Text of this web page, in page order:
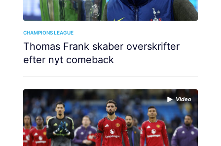
CHAMPIONS LEAGUE
Thomas Frank skaber overskrifter
efter nyt comeback
Video